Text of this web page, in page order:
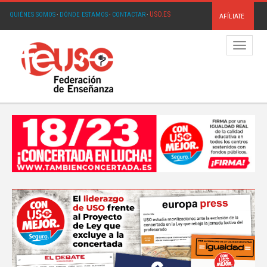
QUIÉNES SOMOS· DÓNDE ESTAMOS· CONTACTAR· USO.ES AFÍLIATE
Menú